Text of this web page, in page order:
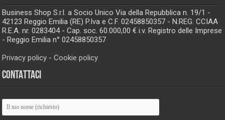
Business Shop S.r.l. a Socio Unico Via della Repubblica n. 19/1 -
42123 Reggio Emilia (RE) P.Iva e C.F. 02458850357 - N.REG. CCIAA
R.E.A. nr. 0283404 - Cap. soc. 60.000,00 € i.v. Registro delle Imprese
- Reggio Emilia n° 02458850357
Privacy policy -Cookie policy
CONTATTACI